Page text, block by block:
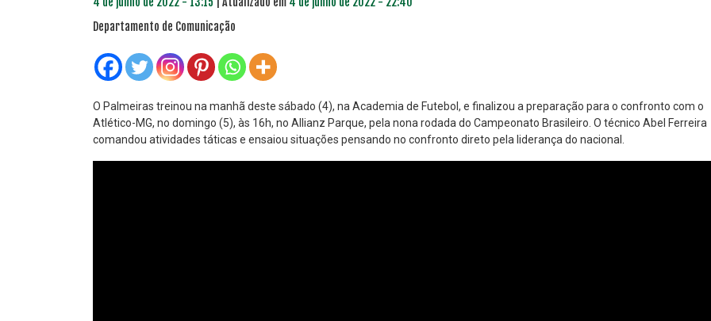
Departamento de Comunicação
O Palmeiras treinou na manhã deste sábado (4), na Academia de Futebol, e finalizou a preparação para o confronto com o
Atlético-MG, no domingo (5), às 16h, no Allianz Parque, pela nona rodada do Campeonato Brasileiro. O técnico Abel Ferreira
comandou atividades táticas e ensaiou situações pensando no confronto direto pela liderança do nacional.
PLANO PRATA PLANO ESPECIAL PLANO PRATA SUPERIOR